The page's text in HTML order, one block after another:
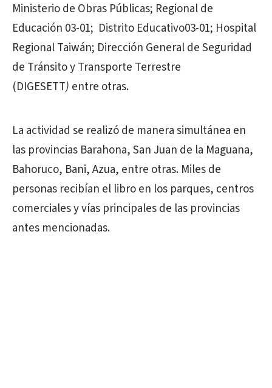
Ministerio de Obras Públicas; Regional de
Educación 03-01; Distrito Educativo03-01; Hospital
Regional Taiwán; Dirección General de Seguridad
de Tránsito y Transporte Terrestre
(DIGESETT) entre otras.
La actividad se realizó de manera simultánea en
las provincias Barahona, San Juan de la Maguana,
Bahoruco, Bani, Azua, entre otras. Miles de
personas recibían el libro en los parques, centros
comerciales y vías principales de las provincias
antes mencionadas.